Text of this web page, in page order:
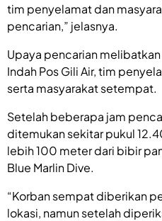
tim penyelamat dan
pencarian,” jelasnya.
Upaya pencarian
Indah Pos Gili Air, tim
serta masyarakat setempat.
Setelah beberapa jam
ditemukan sekitar pukul
lebih 100 meter dari bibir
Blue Marlin Dive.
“Korban sempat diberikan
lokasi, namun setelah